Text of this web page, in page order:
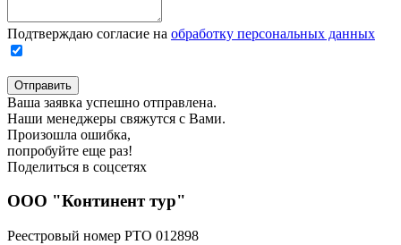
Подтверждаю согласие на обработку персональных данных
Отправить
Ваша заявка успешно отправлена.
Наши менеджеры свяжутся с Вами.
Произошла ошибка,
попробуйте еще раз!
Поделиться в соцсетях
ООО "Континент тур"
Реестровый номер РТО 012898